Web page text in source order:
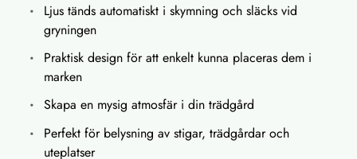
Ljus tänds automatiskt i skymning och släcks vid
gryningen
Praktisk design för att enkelt kunna placeras dem i
marken
Skapa en mysig atmosfär i din trädgård
Perfekt för belysning av stigar, trädgårdar och
uteplatser